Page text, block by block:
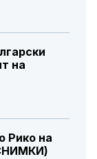
на
Рико на